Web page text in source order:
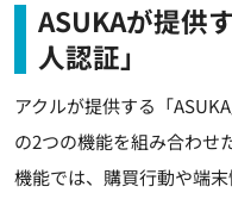
ASUKAが提供
人認証」
アクルが提供する「
の2つの機能を組み合わせ
機能では、購買行動や端